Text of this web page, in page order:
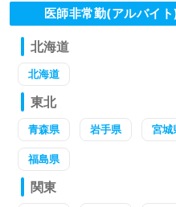
医師非常勤(アルバイ
北海道
北海道
東北
青森県 岩手県 宮城
福島県
関東